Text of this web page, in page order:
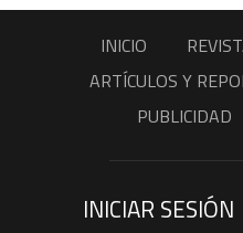
INICIO
ARTÍCULOS Y
PUBLICIDAD
INICIAR SESIÓN